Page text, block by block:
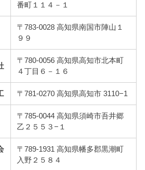
番町１１４－１
〒783-0028 高知県南国市陣山１
９９
〒780-0056 高知県高知市北本町
４丁目６－１６
〒781-0270 高知県高知市 3110−1
〒785-0044 高知県須崎市吾井郷
乙２５５３−１
〒789-1931 高知県幡多郡黒潮町
入野２５８４